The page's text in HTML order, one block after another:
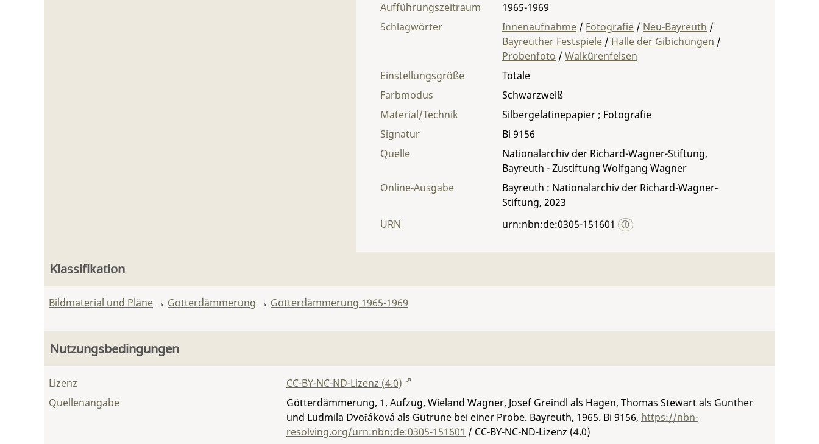
Material/Technik Silbergelatinepapier ; Fotografie
Einstellungsgröße
Totale
Farbmodus
Schwarzweiß
Aufführungszeitraum
1965-1969
Signatur
Bi 9156
Quelle
Nationalarchiv der Richard-Wagner-Stiftung,
Bayreuth - Zustiftung Wolfgang Wagner
Schlagwörter Innenaufnahme / Fotografie / Neu-Bayreuth /
Bayreuther Festspiele / Halle der Gibichungen /
Probenfoto / Walkürenfelsen
Online-Ausgabe
Bayreuth : Nationalarchiv der Richard-Wagner-
Stiftung, 2023
URN
urn:nbn:de:0305-151601
Klassifikation
Bildmaterial und Pläne → Götterdämmerung → Götterdämmerung 1965-1969
Nutzungsbedingungen
Lizenz
CC-BY-NC-ND-Lizenz (4.0)
Quellenangabe
Götterdämmerung, 1. Aufzug, Wieland Wagner, Josef Greindl als Hagen, Thomas Stewart als Gunther
und Ludmila Dvořáková als Gutrune bei einer Probe. Bayreuth, 1965. Bi 9156, https://nbn-
resolving.org/urn:nbn:de:0305-151601 / CC-BY-NC-ND-Lizenz (4.0)